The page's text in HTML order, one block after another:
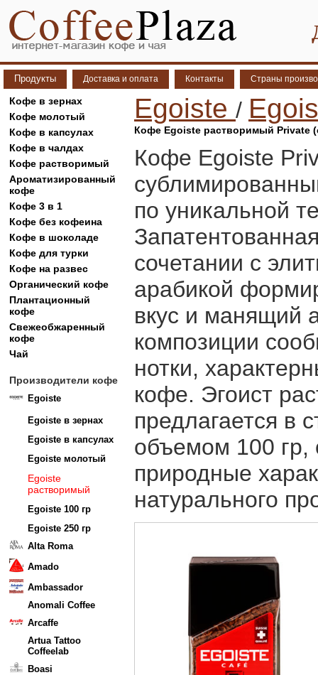
Продукты Доставка и оплата Контакты Страны
Кофе в зернах
Кофе молотый
Кофе в капсулах
Кофе в чалдах
Кофе растворимый
Ароматизированный
кофе
Кофе 3 в 1
Кофе без кофеина
Кофе в шоколаде
Кофе для турки
Кофе на развес
Органический кофе
Плантационный
кофе
Свежеобжаренный
кофе
Чай
Производители кофе
Egoiste
Egoiste в зернах
Egoiste в капсулах
Egoiste молотый
Egoiste
растворимый
Egoiste 100 гр
Egoiste 250 гр
Alta Roma
Amado
Ambassador
Anomali Coffee
Arcaffe
Artua Tattoo
Coffeelab
Boasi
Egoiste /
Кофе Egoiste растворимый Private
Кофе Egoiste
по уникальной
сочетании с
арабикой
вкус и манящий
композиции
нотки,
кофе. Эгоист
предлагается в
объемом 100
природные
натурального